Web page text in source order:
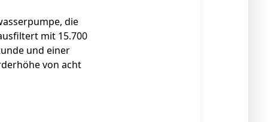
die
mit 15.700
und einer
von acht